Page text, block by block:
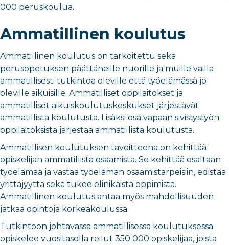
000 peruskoulua.
Ammatillinen koulutus
Ammatillinen koulutus on tarkoitettu sekä
perusopetuksen päättäneille nuorille ja muille vailla
ammatillisesti tutkintoa oleville että työelämässä jo
oleville aikuisille. Ammatilliset oppilaitokset ja
ammatilliset aikuiskoulutuskeskukset järjestävät
ammatillista koulutusta. Lisäksi osa vapaan sivistystyön
oppilaitoksista järjestää ammatillista koulutusta.
Ammatillisen koulutuksen tavoitteena on kehittää
opiskelijan ammatillista osaamista. Se kehittää osaltaan
työelämää ja vastaa työelämän osaamistarpeisiin, edistää
yrittäjyyttä sekä tukee elinikäistä oppimista.
Ammatillinen koulutus antaa myös mahdollisuuden
jatkaa opintoja korkeakoulussa.
Tutkintoon johtavassa ammatillisessa koulutuksessa
opiskelee vuositasolla reilut 350 000 opiskelijaa, joista